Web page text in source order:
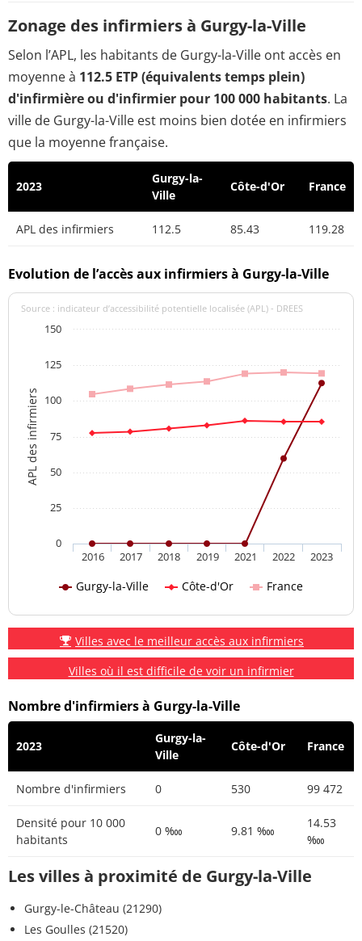
Zonage des infirmiers à Gurgy-la-Ville
Selon l’APL, les habitants de Gurgy-la-Ville ont accès en
moyenne à 112.5 ETP (équivalents temps plein)
d'infirmière ou d'infirmier pour 100 000 habitants. La
ville de Gurgy-la-Ville est moins bien dotée en infirmiers
que la moyenne française.
2023
Gurgy-la-
Ville
Côte-d'Or France
APL des infirmiers 112.5 85.43 119.28
Evolution de l’accès aux infirmiers à Gurgy-la-Ville
APL des infirmiers
Source : indicateur d’accessibilité potentielle localisée (APL) - DREES
Gurgy-la-Ville Côte-d'Or France
2016 2017 2018 2019 2021 2022 2023
0
25
50
75
100
125
150
Villes avec le meilleur accès aux infirmiers
Villes où il est difficile de voir un infirmier
Nombre d'infirmiers à Gurgy-la-Ville
2023
Gurgy-la-
Ville
Côte-d'Or France
Nombre d'infirmiers 0 530 99 472
Densité pour 10 000
habitants
0 ‱ 9.81 ‱
14.53
‱
Les villes à proximité de Gurgy-la-Ville
Gurgy-le-Château (21290)
Les Goulles (21520)